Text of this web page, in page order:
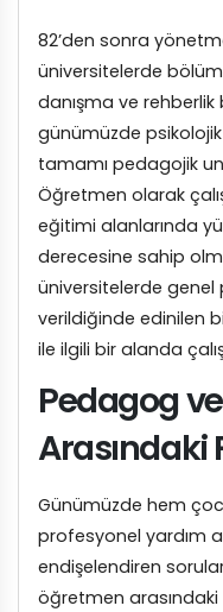
82’den sonra
üniversitelerde bölüm
danışma ve rehberlik
günümüzde psikolojik
tamamı pedagojik
Öğretmen olarak
eğitimi alanlarında
derecesine sahip
üniversitelerde genel
verildiğinde edinilen
ile ilgili bir alanda
Pedagog
Arasındaki
Günümüzde hem
profesyonel yardım
endişelendiren
öğretmen arasındaki